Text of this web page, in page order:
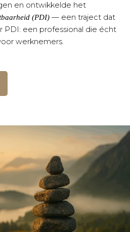
en ontwikkelde het
(PDI)— een traject dat
PDI: een professional die écht
werknemers.